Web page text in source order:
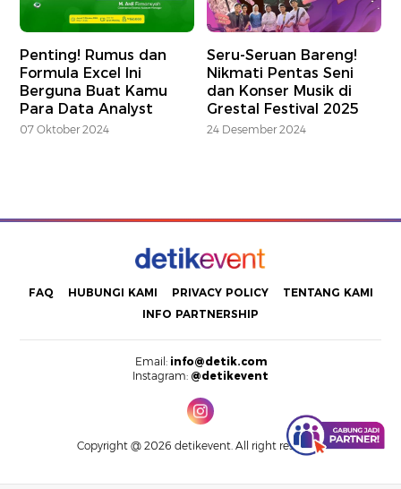
Penting! Rumus dan
Formula Excel Ini
Berguna Buat Kamu
Para Data Analyst
07 Oktober 2024
Seru-Seruan Bareng!
Nikmati Pentas Seni
dan Konser Musik di
Grestal Festival 2025
24 Desember 2024
FAQ HUBUNGI KAMI PRIVACY POLICY
TENTANG KAMI
INFO PARTNERSHIP
Email: info@detik.com
Instagram: @detikevent
Copyright @ 2026 detikevent. All right reserved.